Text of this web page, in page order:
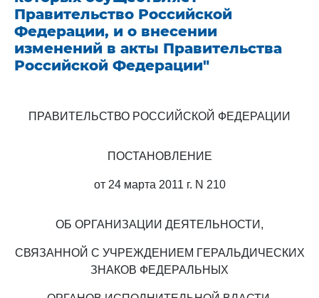
Правительство Российской
Федерации, и о внесении
изменений в акты Правительства
Российской Федерации"
ПРАВИТЕЛЬСТВО РОССИЙСКОЙ ФЕДЕРАЦИИ
ПОСТАНОВЛЕНИЕ
от 24 марта 2011 г. N 210
ОБ ОРГАНИЗАЦИИ ДЕЯТЕЛЬНОСТИ,
СВЯЗАННОЙ С УЧРЕЖДЕНИЕМ ГЕРАЛЬДИЧЕСКИХ
ЗНАКОВ ФЕДЕРАЛЬНЫХ